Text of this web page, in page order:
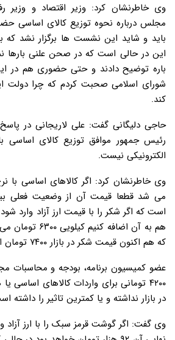
وی خاطرنشان کرد: وزیر اقتصاد و وزیر
مجلس درباره نحوه توزیع کالای اساسی
باید و شاید این نشست ها برگزار نشد
این در حالی است که در صحن علنی بارها
باره توضیح دادند و حتی حضوری هم در
شورای اسلامی صحبت کردم که چرا دولت
کند.
حاجی دلیگانی گفت: علی لاریجانی در
رئیس جمهور موافق توزیع کالای اساسی
الکترونیکی نیست.
وی خاطرنشان کرد: اگر کالاهای اساسی با
می شد قطعا قیمت آن از وضعیت فعلی
است که اگر شکر را با قیمت ارز آزاد وارد
هم به آن اضافه
که هم اکنون قیمت شکر در بازار ۷۴۰۰ تومان است.
عضو کمیسیون برنامه، بودجه و
۴۲۰۰ تومانی برای واردات کالاهای
در بازار نداشته و یا کمترین تاثیر را داشته
وی گفت: اگر گوشت قرمز سبک را با ارز آزاد